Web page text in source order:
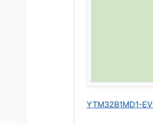
YTM32B1MD1-